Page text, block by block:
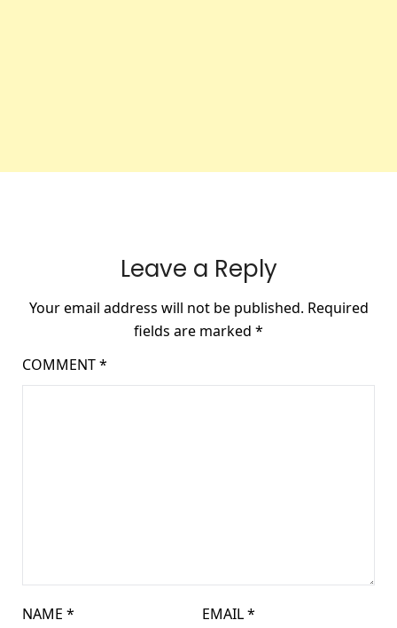
Leave a Reply
Your email address will not be published. Required
fields are marked *
COMMENT*
NAME * EMAIL*